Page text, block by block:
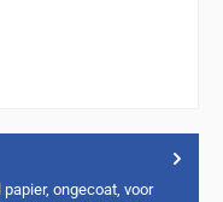
ongecoat, voor